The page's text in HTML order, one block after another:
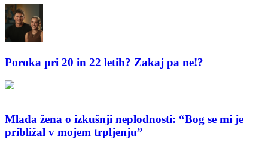
Poroka pri 20 in 22 letih? Zakaj pa ne!?
Mlada žena o izkušnji neplodnosti: “Bog se mi je
približal v mojem trpljenju”